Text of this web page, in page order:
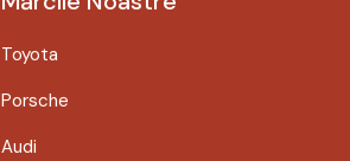
Toyota
Porsche
Audi